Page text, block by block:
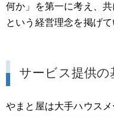
何か」を第一に考え、
という経営理念を掲げて
サービス提供の
やまと屋は大手ハウス